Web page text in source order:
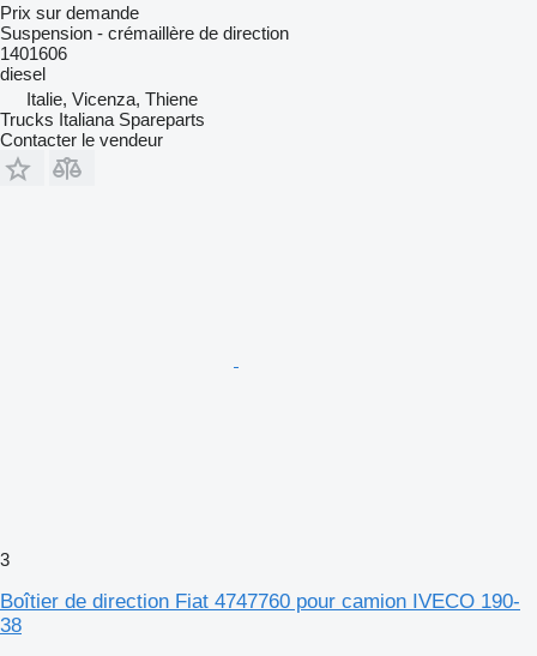
Prix sur demande
Suspension - crémaillère de direction
1401606
diesel
Italie, Vicenza, Thiene
Trucks Italiana Spareparts
Contacter le vendeur
3
Boîtier de direction Fiat 4747760 pour camion IVECO 190-
38